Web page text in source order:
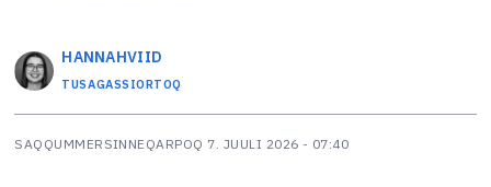
HANNAHVIID
TUSAGASSIORTOQ
SAQQUMMERSINNEQARPOQ 7. JUULI 2026 - 07:40